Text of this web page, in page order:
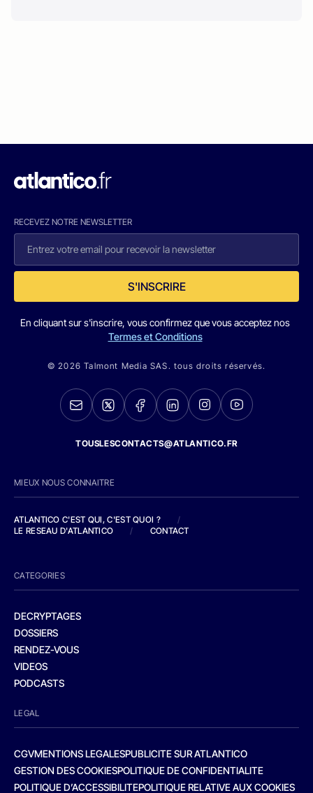
RECEVEZ NOTRE NEWSLETTER
S'INSCRIRE
En cliquant sur s'inscrire, vous confirmez que vous acceptez nos
Termes et Conditions
© 2026 Talmont Media SAS. tous droits réservés.
TOUSLESCONTACTS@ATLANTICO.FR
MIEUX NOUS CONNAITRE
ATLANTICO C'EST QUI, C'EST QUOI ?
/
LE RESEAU D'ATLANTICO
/ CONTACT
CATEGORIES
DECRYPTAGES
DOSSIERS
RENDEZ-VOUS
VIDEOS
PODCASTS
LEGAL
CGVMENTIONS LEGALESPUBLICITE SUR ATLANTICO
GESTION DES COOKIESPOLITIQUE DE CONFIDENTIALITE
POLITIQUE D’ACCESSIBILITEPOLITIQUE RELATIVE AUX COOKIES